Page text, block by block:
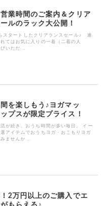
業時間のご案内＆クリア
ルのラック大公開！
スタートしたクリアランスセール♪ 連
てはお気に入りの一着（二着の人
いただ …
を楽しもう♪ヨガマッ
ップスが限定プライス！
が続き、おうち時間が多い毎日。 イー
アイテムでおうちヨガ・おこもりヨガ
ませんか …
2万円以上のご購入でエ